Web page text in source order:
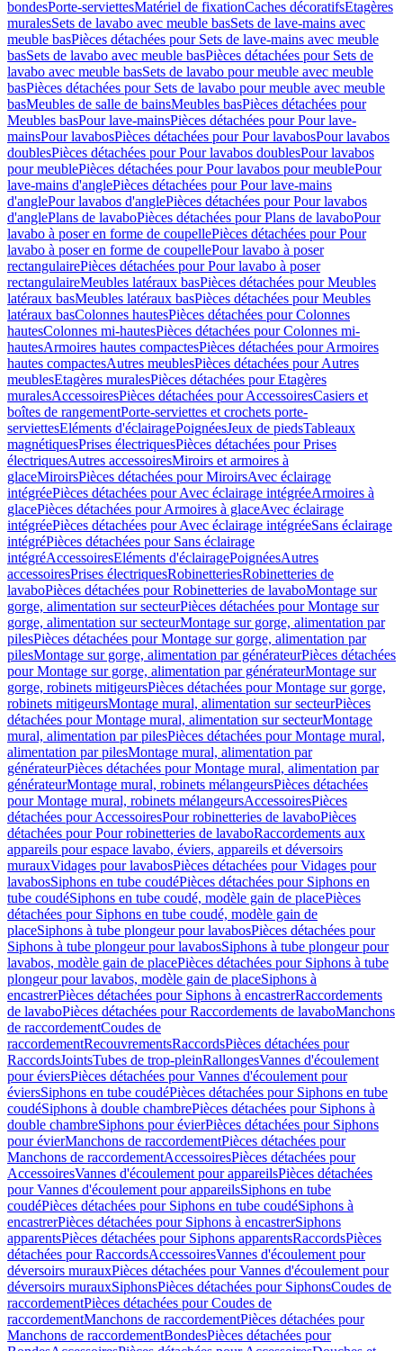
bondesPorte-serviettesMatériel de fixationCaches décoratifsEtagères
muralesSets de lavabo avec meuble basSets de lave-mains avec
meuble basPièces détachées pour Sets de lave-mains avec meuble
basSets de lavabo avec meuble basPièces détachées pour Sets de
lavabo avec meuble basSets de lavabo pour meuble avec meuble
basPièces détachées pour Sets de lavabo pour meuble avec meuble
basMeubles de salle de bainsMeubles basPièces détachées pour
Meubles basPour lave-mainsPièces détachées pour Pour lave-
mainsPour lavabosPièces détachées pour Pour lavabosPour lavabos
doublesPièces détachées pour Pour lavabos doublesPour lavabos
pour meublePièces détachées pour Pour lavabos pour meublePour
lave-mains d'anglePièces détachées pour Pour lave-mains
d'anglePour lavabos d'anglePièces détachées pour Pour lavabos
d'anglePlans de lavaboPièces détachées pour Plans de lavaboPour
lavabo à poser en forme de coupellePièces détachées pour Pour
lavabo à poser en forme de coupellePour lavabo à poser
rectangulairePièces détachées pour Pour lavabo à poser
rectangulaireMeubles latéraux basPièces détachées pour Meubles
latéraux basMeubles latéraux basPièces détachées pour Meubles
latéraux basColonnes hautesPièces détachées pour Colonnes
hautesColonnes mi-hautesPièces détachées pour Colonnes mi-
hautesArmoires hautes compactesPièces détachées pour Armoires
hautes compactesAutres meublesPièces détachées pour Autres
meublesEtagères muralesPièces détachées pour Etagères
muralesAccessoiresPièces détachées pour AccessoiresCasiers et
boîtes de rangementPorte-serviettes et crochets porte-
serviettesEléments d'éclairagePoignéesJeux de piedsTableaux
magnétiquesPrises électriquesPièces détachées pour Prises
électriquesAutres accessoiresMiroirs et armoires à
glaceMiroirsPièces détachées pour MiroirsAvec éclairage
intégréePièces détachées pour Avec éclairage intégréeArmoires à
glacePièces détachées pour Armoires à glaceAvec éclairage
intégréePièces détachées pour Avec éclairage intégréeSans éclairage
intégréPièces détachées pour Sans éclairage
intégréAccessoiresEléments d'éclairagePoignéesAutres
accessoiresPrises électriquesRobinetteriesRobinetteries de
lavaboPièces détachées pour Robinetteries de lavaboMontage sur
gorge, alimentation sur secteurPièces détachées pour Montage sur
gorge, alimentation sur secteurMontage sur gorge, alimentation par
pilesPièces détachées pour Montage sur gorge, alimentation par
pilesMontage sur gorge, alimentation par générateurPièces détachées
pour Montage sur gorge, alimentation par générateurMontage sur
gorge, robinets mitigeursPièces détachées pour Montage sur gorge,
robinets mitigeursMontage mural, alimentation sur secteurPièces
détachées pour Montage mural, alimentation sur secteurMontage
mural, alimentation par pilesPièces détachées pour Montage mural,
alimentation par pilesMontage mural, alimentation par
générateurPièces détachées pour Montage mural, alimentation par
générateurMontage mural, robinets mélangeursPièces détachées
pour Montage mural, robinets mélangeursAccessoiresPièces
détachées pour AccessoiresPour robinetteries de lavaboPièces
détachées pour Pour robinetteries de lavaboRaccordements aux
appareils pour espace lavabo, éviers, appareils et déversoirs
murauxVidages pour lavabosPièces détachées pour Vidages pour
lavabosSiphons en tube coudéPièces détachées pour Siphons en
tube coudéSiphons en tube coudé, modèle gain de placePièces
détachées pour Siphons en tube coudé, modèle gain de
placeSiphons à tube plongeur pour lavabosPièces détachées pour
Siphons à tube plongeur pour lavabosSiphons à tube plongeur pour
lavabos, modèle gain de placePièces détachées pour Siphons à tube
plongeur pour lavabos, modèle gain de placeSiphons à
encastrerPièces détachées pour Siphons à encastrerRaccordements
de lavaboPièces détachées pour Raccordements de lavaboManchons
de raccordementCoudes de
raccordementRecouvrementsRaccordsPièces détachées pour
RaccordsJointsTubes de trop-pleinRallongesVannes d'écoulement
pour éviersPièces détachées pour Vannes d'écoulement pour
éviersSiphons en tube coudéPièces détachées pour Siphons en tube
coudéSiphons à double chambrePièces détachées pour Siphons à
double chambreSiphons pour évierPièces détachées pour Siphons
pour évierManchons de raccordementPièces détachées pour
Manchons de raccordementAccessoiresPièces détachées pour
AccessoiresVannes d'écoulement pour appareilsPièces détachées
pour Vannes d'écoulement pour appareilsSiphons en tube
coudéPièces détachées pour Siphons en tube coudéSiphons à
encastrerPièces détachées pour Siphons à encastrerSiphons
apparentsPièces détachées pour Siphons apparentsRaccordsPièces
détachées pour RaccordsAccessoiresVannes d'écoulement pour
déversoirs murauxPièces détachées pour Vannes d'écoulement pour
déversoirs murauxSiphonsPièces détachées pour SiphonsCoudes de
raccordementPièces détachées pour Coudes de
raccordementManchons de raccordementPièces détachées pour
Manchons de raccordementBondesPièces détachées pour